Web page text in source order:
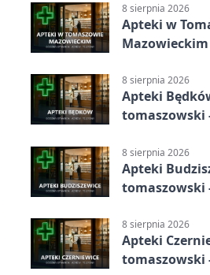
w Betclic 3.
8 sierpnia 2026
Apteki w
8 sierpnia 2026
Apteki
tomaszowski
8 sierpnia 2026
Apteki
tomaszowski
8 sierpnia 2026
Apteki
tomaszowski